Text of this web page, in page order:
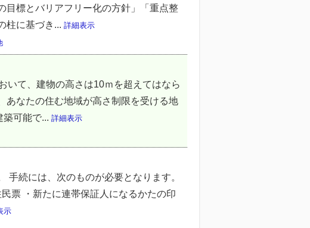
目標とバリアフリー化の方針」「重点整
柱に基づき... 詳細表示
いて、建物の高さは10ｍを超えてはなら
あなたの住む地域が高さ制限を受ける地
可能で... 詳細表示
続には、次のものが必要となります。
票 ・新たに連帯保証人になるかたの印
示